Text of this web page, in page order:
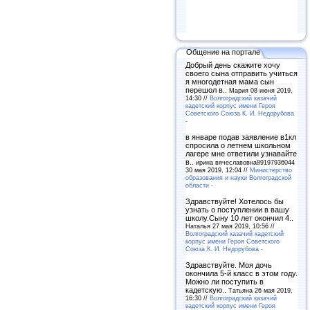
Общение на портале
Добрый день скажите хочу
своего сына отправить учиться
я многодетная мама сын
перешол в.. Мария 08 июня 2019,
14:30 // Волгоградский казачий
кадетский корпус имени Героя
Советского Союза К. И. Недорубова
-
в январе подав заявление в1кл
спросила о летнем школьном
лагере мне ответили узнавайте
в.. ирина вячеславовна89197936044
30 мая 2019, 12:04 // Министерство
образования и науки Волгоградской
области -
Здравствуйте! Хотелось бы
узнать о поступлении в вашу
школу.Сыну 10 лет окончил 4..
Наталья 27 мая 2019, 10:56 //
Волгоградский казачий кадетский
корпус имени Героя Советского
Союза К. И. Недорубова -
Здравствуйте. Моя дочь
окончила 5-й класс в этом году.
Можно ли поступить в
кадетскую.. Татьяна 26 мая 2019,
16:30 // Волгоградский казачий
кадетский корпус имени Героя